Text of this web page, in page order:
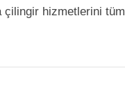
çilingir hizmetlerini